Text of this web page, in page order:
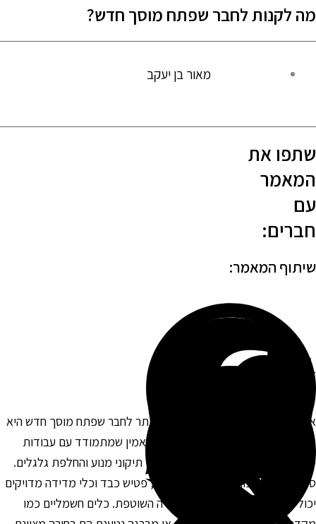
לקנות לחבר שפתח מוסך חדש?
מאור בן יעקב
את
המאמר:
המתנות הפרקטיות והנחוצות ביותר לחבר שפתח מוסך חדש היא
עבודה איכותיים. מוסך דורש ציוד אמין שמתמודד עם עבודות
מאתגרות כמו פירוק חלקים, תיקוני מנוע והחלפת גלגלים.
מברגים איכותי, מפתחות טורקס, פטיש כבד וכלי מדידה מדויקים
לשמש אותו בכל יום בעבודה השוטפת. כלים חשמליים כמו